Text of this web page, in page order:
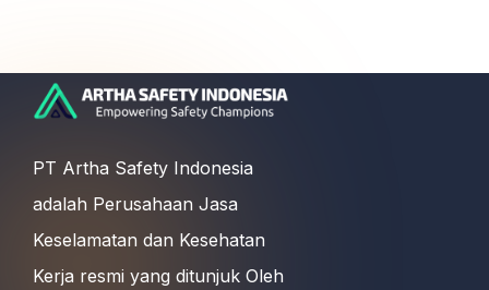
PT Artha Safety Indonesia
adalah Perusahaan Jasa
Keselamatan dan Kesehatan
Kerja resmi yang ditunjuk Oleh